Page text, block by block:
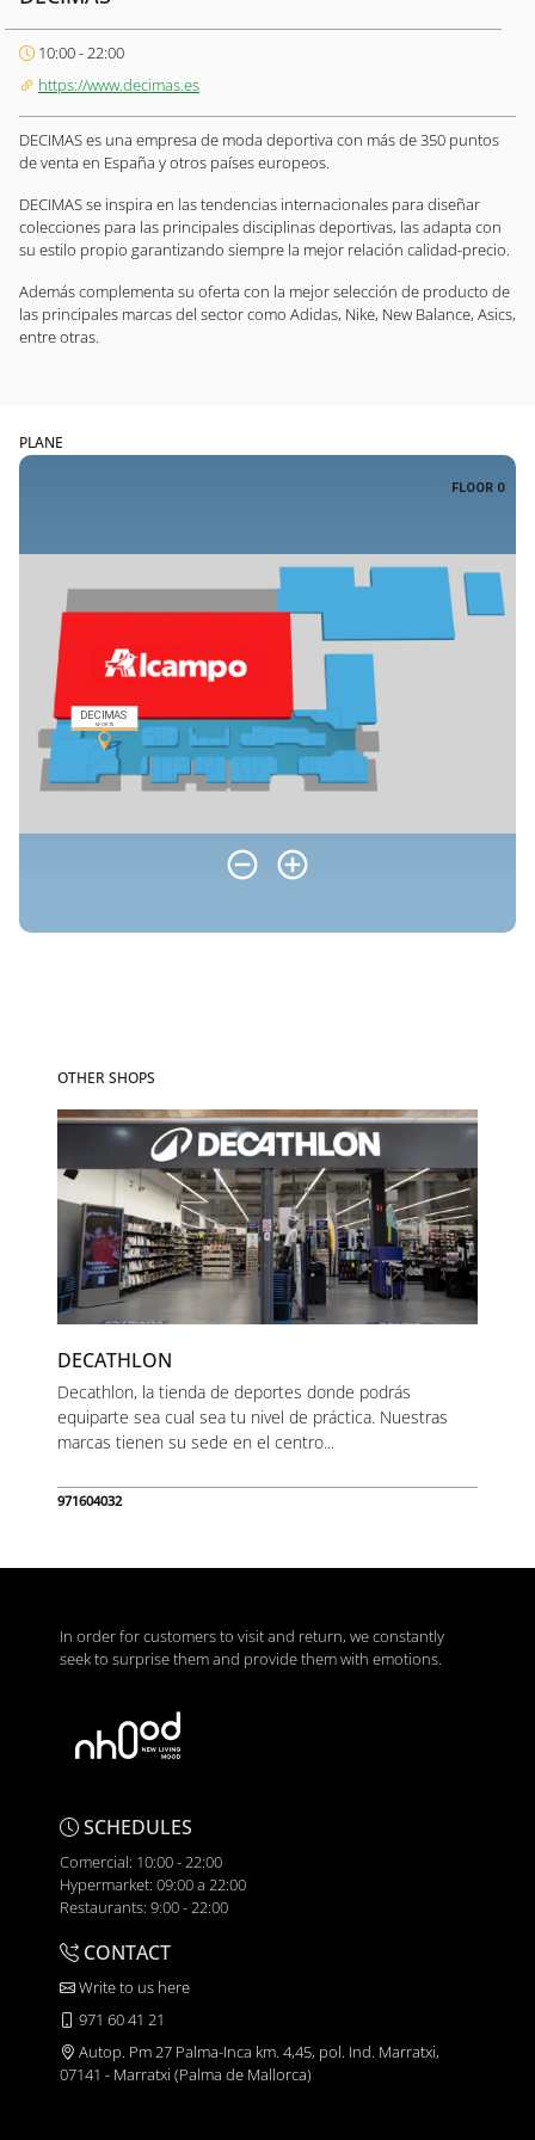
10:00 - 22:00
https://www.decimas.es
DECIMAS es una empresa de moda deportiva con más de 350 puntos
de venta en España y otros países europeos.
DECIMAS se inspira en las tendencias internacionales para diseñar
colecciones para las principales disciplinas deportivas, las adapta con
su estilo propio garantizando siempre la mejor relación calidad-precio.
Además complementa su oferta con la mejor selección de producto de
las principales marcas del sector como Adidas, Nike, New Balance, Asics,
entre otras.
PLANE
OTHER SHOPS
DECATHLON
Decathlon, la tienda de deportes donde podrás
equiparte sea cual sea tu nivel de práctica. Nuestras
marcas tienen su sede en el centro...
971604032
In order for customers to visit and return, we constantly
seek to surprise them and provide them with emotions.
SCHEDULES
Comercial: 10:00 - 22:00
Hypermarket: 09:00 a 22:00
Restaurants: 9:00 - 22:00
CONTACT
Write to us here
971 60 41 21
Autop. Pm 27 Palma-Inca km. 4,45, pol. Ind. Marratxi,
07141 - Marratxi (Palma de Mallorca)